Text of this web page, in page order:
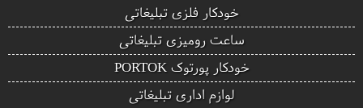
خودکار فلزی تبلیغاتی
ساعت رومیزی تبلیغاتی
خودکار پورتوک PORTOK
لوازم اداری تبلیغاتی